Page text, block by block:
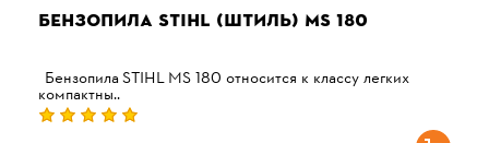
БЕНЗОПИЛА STIHL (ШТИЛЬ) MS 180
Бензопила STIHL MS 180 относится к классу легких
компактны..